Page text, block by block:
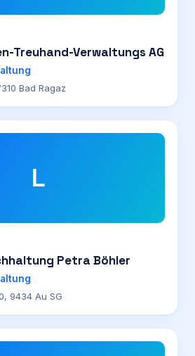
Treuhand-Verwaltungs AG
Bad Ragaz
L
Petra Böhler
9434 Au SG